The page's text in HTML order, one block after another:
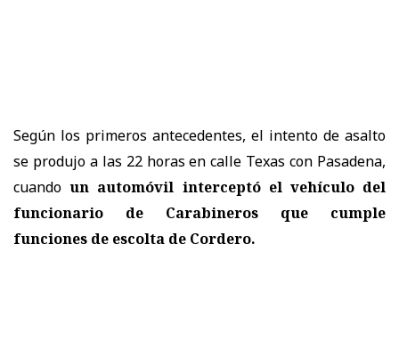
Según los primeros antecedentes, el intento de asalto
se produjo a las 22 horas en calle Texas con Pasadena,
cuandoun automóvil interceptó el vehículo del
funcionario de Carabineros
que cumple
funciones de escolta de Cordero.